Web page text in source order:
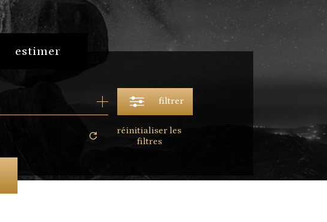
expertise immobilière
estimer
filtrer
réinitialiser les
filtres